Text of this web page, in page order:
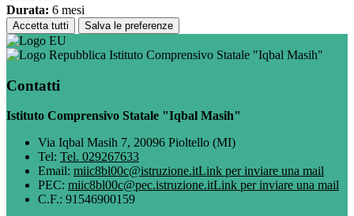
Durata: 6 mesi
Accetta tutti Salva le preferenze
Istituto Comprensivo Statale "Iqbal Masih"
Contatti
Istituto Comprensivo Statale "Iqbal Masih"
Via Iqbal Masih 7, 20096 Pioltello (MI)
Tel: Tel. 029267633
Email: miic8bl00c@istruzione.itLink per inviare una mail
PEC: miic8bl00c@pec.istruzione.itLink per inviare una mail
C.F.: 91546900159